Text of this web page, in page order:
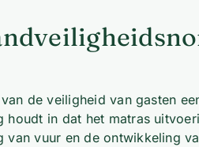
de veiligheid van gasten
houdt in dat het matras
vuur en de ontwikkeling